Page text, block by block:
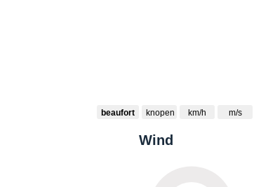
beaufort knopen km/h m/s
Wind